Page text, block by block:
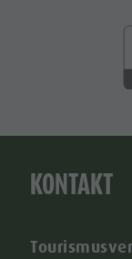
KONTAKT